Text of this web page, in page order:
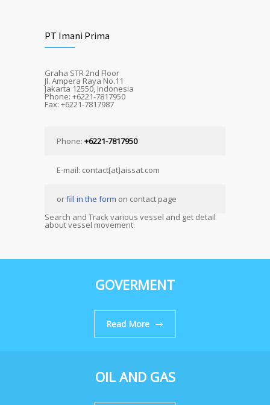
PT Imani Prima
Graha STR 2nd Floor
Jl. Ampera Raya No.11
Jakarta 12550, Indonesia
Phone: +6221-7817950
Fax: +6221-7817987
Phone: +6221-7817950
E-mail: contact[at]aissat.com
orfill in the form on contact page
Search and Track various vessel and get detail
about vessel movement.
GOVERMENT
Read More
OIL AND GAS